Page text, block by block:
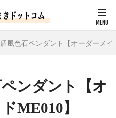
風色石ペンダント【オーダーメイ
ンダント【オ
ME010】